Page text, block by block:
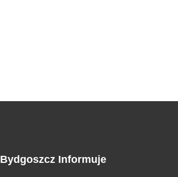
Bydgoszcz Informuje